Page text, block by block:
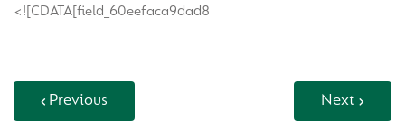
<![CDATA[field_60eefaca9dad8
Previous Next